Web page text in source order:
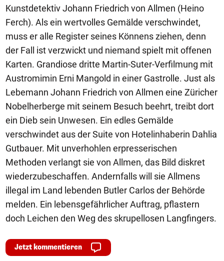
Kunstdetektiv Johann Friedrich von Allmen (Heino
Ferch). Als ein wertvolles Gemälde verschwindet,
muss er alle Register seines Könnens ziehen, denn
der Fall ist verzwickt und niemand spielt mit offenen
Karten. Grandiose dritte Martin-Suter-Verfilmung mit
Austromimin Erni Mangold in einer Gastrolle. Just als
Lebemann Johann Friedrich von Allmen eine Züricher
Nobelherberge mit seinem Besuch beehrt, treibt dort
ein Dieb sein Unwesen. Ein edles Gemälde
verschwindet aus der Suite von Hotelinhaberin Dahlia
Gutbauer. Mit unverhohlen erpresserischen
Methoden verlangt sie von Allmen, das Bild diskret
wiederzubeschaffen. Andernfalls will sie Allmens
illegal im Land lebenden Butler Carlos der Behörde
melden. Ein lebensgefährlicher Auftrag, pflastern
doch Leichen den Weg des skrupellosen Langfingers.
Jetzt kommentieren